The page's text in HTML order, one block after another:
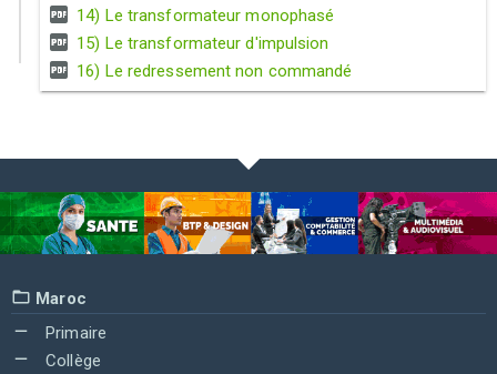
14) Le transformateur monophasé
15) Le transformateur d'impulsion
16) Le redressement non commandé
Maroc
Primaire
Collège